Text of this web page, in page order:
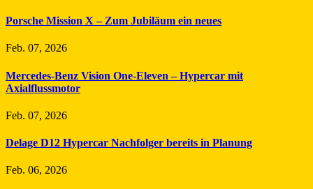
Porsche Mission X – Zum Jubiläum ein neues
Feb. 07, 2026
Mercedes-Benz Vision One-Eleven – Hypercar mit
Axialflussmotor
Feb. 07, 2026
Delage D12 Hypercar Nachfolger bereits in Planung
Feb. 06, 2026